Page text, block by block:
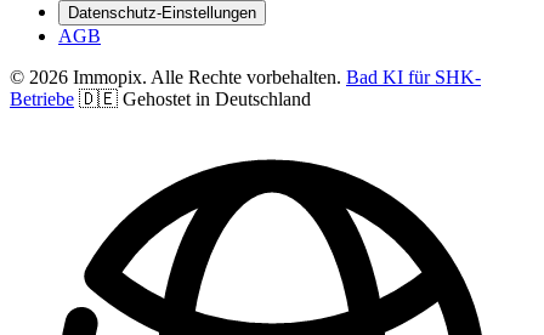
Datenschutz-Einstellungen
AGB
© 2026 Immopix. Alle Rechte vorbehalten. Bad KI für SHK-
Betriebe 🇩🇪 Gehostet in Deutschland